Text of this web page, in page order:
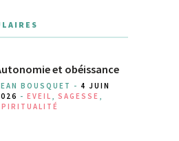
et obéissance
BOUSQUET - 4 JUIN
- EVEIL , SAGESSE ,